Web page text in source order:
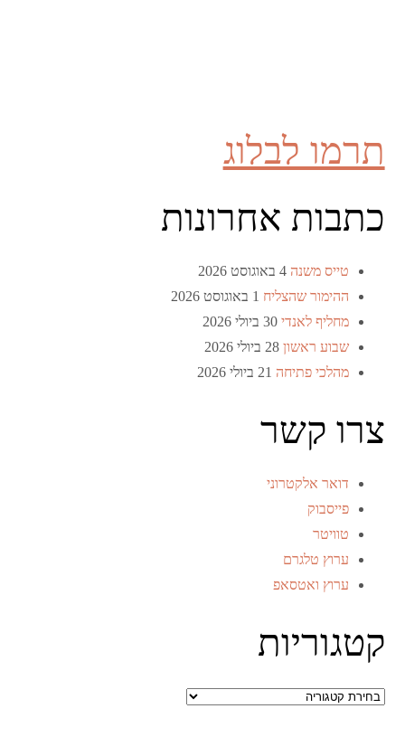
תרמו לבלוג
כתבות אחרונות
טייס משנה 4 באוגוסט 2026
ההימור שהצליח 1 באוגוסט 2026
מחליף לאנדי 30 ביולי 2026
שבוע ראשון 28 ביולי 2026
מהלכי פתיחה 21 ביולי 2026
צרו קשר
דואר אלקטרוני
פייסבוק
טוויטר
ערוץ טלגרם
ערוץ ואטסאפ
קטגוריות
קטגוריות